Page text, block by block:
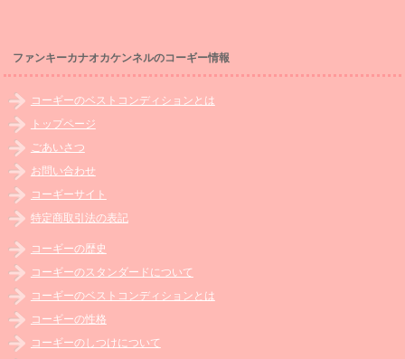
ファンキーカナオカケンネルのコーギー情報
コーギーのベストコンディションとは
トップページ
ごあいさつ
お問い合わせ
コーギーサイト
特定商取引法の表記
コーギーの歴史
コーギーのスタンダードについて
コーギーのベストコンディションとは
コーギーの性格
コーギーのしつけについて